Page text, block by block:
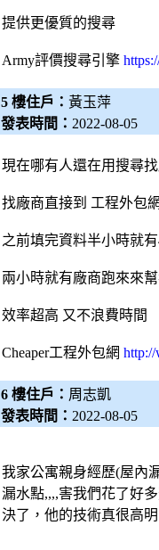
提供更優質的搜尋
Army評價搜尋引擎
5 樓住戶： 黃玉萍
發表時間： 2022-08-05
現在哪有人還在用搜尋
找廠商直接到 工程外包網
之前填完資料半小時就
兩小時就有廠商跑來來
效率超高 又不浪費時間
Cheaper工程外包網 http://
6 樓住戶： 周志凱
發表時間： 2022-08-05
我家公寓親身經歷(屋內
漏水點,,,,害我們花了好
決了，他的技術真很高